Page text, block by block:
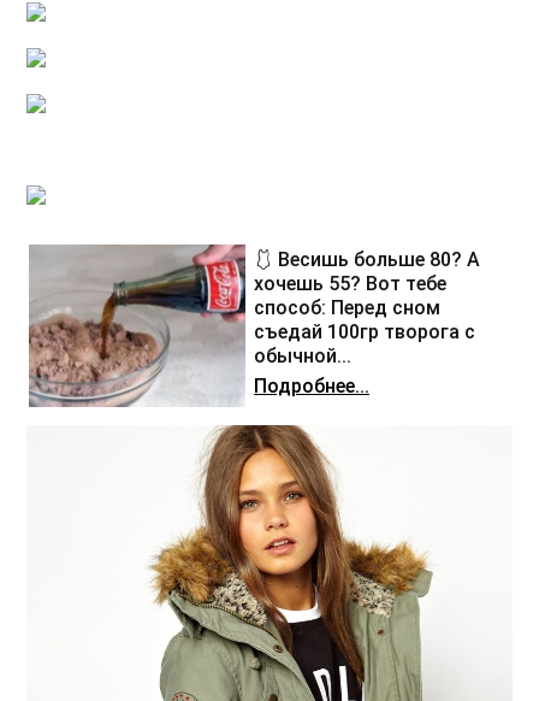
🩱 Весишь больше 80? А
хочешь 55? Вот тебе
способ: Перед сном
съедай 100гр творога с
обычной...
Подробнее...